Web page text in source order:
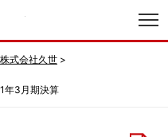
式会社久世
年3月期決算